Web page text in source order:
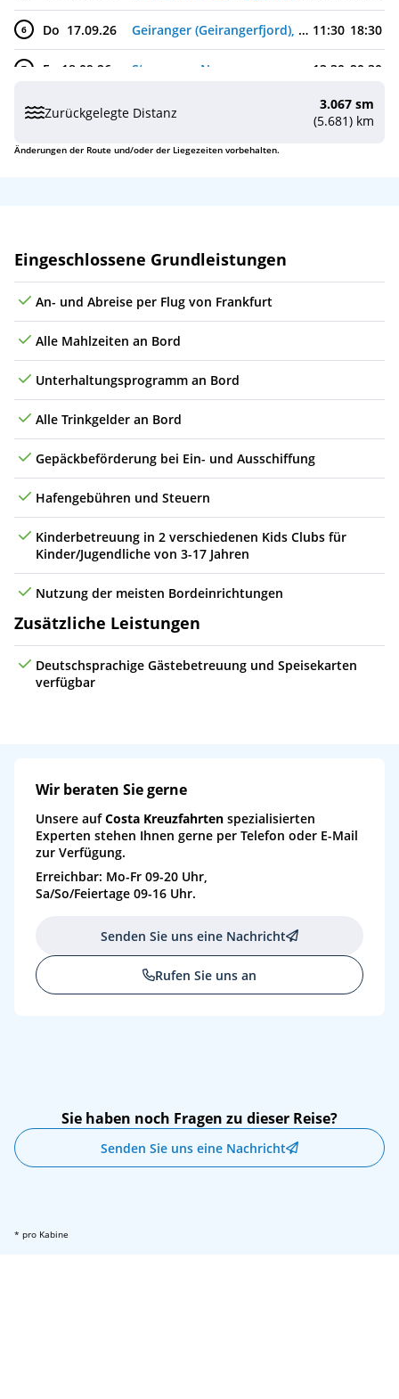
6 Do 17.09.26 Geiranger (Geirangerfjord), Norwegen 11:30 18:30
7 Fr 18.09.26 Stavanger, Norwegen 13:30 20:30
Sa 19.09.26 (auf See)
8 So 20.09.26 Hamburg, Deutschland
9 Mi 23.09.26
10 Do 24.09.26 Invergordon, Schottland
11 Fr 25.09.26
Sa 26.09.26 (auf See)
So 27.09.26 Hamburg, Deutschland
Zurückgelegte Distanz
3.067 sm
(5.681) km
Änderungen der Route und/oder der Liegezeiten vorbehalten.
Leistungen
Eingeschlossene Grundleistungen
An- und Abreise per Flug von Frankfurt
Alle Mahlzeiten an Bord
Unterhaltungsprogramm an Bord
Alle Trinkgelder an Bord
Gepäckbeförderung bei Ein- und Ausschiffung
Hafengebühren und Steuern
Kinderbetreuung in 2 verschiedenen Kids Clubs für
Kinder/Jugendliche von 3-17 Jahren
Nutzung der meisten Bordeinrichtungen
Zusätzliche Leistungen
Deutschsprachige Gästebetreuung und Speisekarten
verfügbar
Wir beraten Sie gerne
Unsere aufCosta Kreuzfahrten spezialisierten
Experten stehen Ihnen gerne per Telefon oder E-Mail
zur Verfügung.
Erreichbar: Mo-Fr 09-20 Uhr,
Sa/So/Feiertage 09-16 Uhr.
Senden Sie uns eine Nachricht
Rufen Sie uns an
Sie haben noch Fragen zu dieser Reise?
Senden Sie uns eine Nachricht
* pro Kabine